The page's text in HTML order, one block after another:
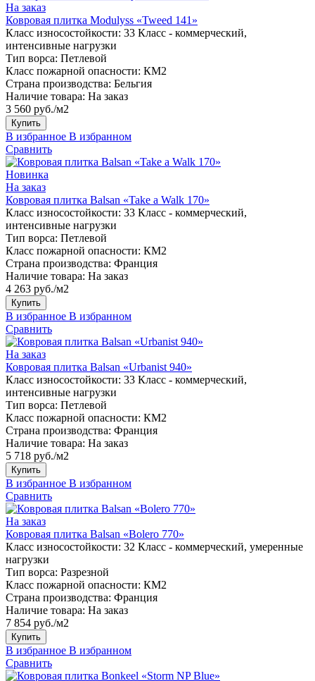
На заказ
Ковровая плитка Modulyss «Tweed 141»
Класс износостойкости: 33 Класс - коммерческий,
интенсивные нагрузки
Тип ворса: Петлевой
Класс пожарной опасности: КМ2
Страна производства: Бельгия
Наличие товара: На заказ
3 560 руб./м2
Купить
В избранное В избранном
Сравнить
Новинка
На заказ
Ковровая плитка Balsan «Take a Walk 170»
Класс износостойкости: 33 Класс - коммерческий,
интенсивные нагрузки
Тип ворса: Петлевой
Класс пожарной опасности: КМ2
Страна производства: Франция
Наличие товара: На заказ
4 263 руб./м2
Купить
В избранное В избранном
Сравнить
На заказ
Ковровая плитка Balsan «Urbanist 940»
Класс износостойкости: 33 Класс - коммерческий,
интенсивные нагрузки
Тип ворса: Петлевой
Класс пожарной опасности: КМ2
Страна производства: Франция
Наличие товара: На заказ
5 718 руб./м2
Купить
В избранное В избранном
Сравнить
На заказ
Ковровая плитка Balsan «Bolero 770»
Класс износостойкости: 32 Класс - коммерческий, умеренные
нагрузки
Тип ворса: Разрезной
Класс пожарной опасности: КМ2
Страна производства: Франция
Наличие товара: На заказ
7 854 руб./м2
Купить
В избранное В избранном
Сравнить